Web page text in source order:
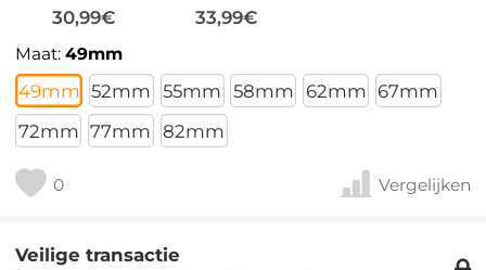
30,99€ 33,99€
Maat:49mm
49mm 52mm 55mm 58mm 62mm 67mm
72mm 77mm 82mm
0 Vergelijken
Veilige transactie